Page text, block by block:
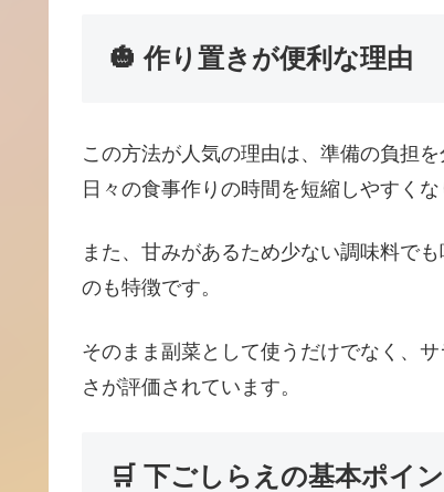
🎃 作り置きが便利な理由
この方法が人気の理由は、準備の負担
日々の食事作りの時間を短縮しやすくな
また、甘みがあるため少ない調味料で
のも特徴です。
そのまま副菜として使うだけでなく、
さが評価されています。
🛒 下ごしらえの基本ポイ